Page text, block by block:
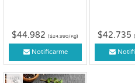
$44.982($24.990/Kg)
Notificarme
$42.735
Fresco